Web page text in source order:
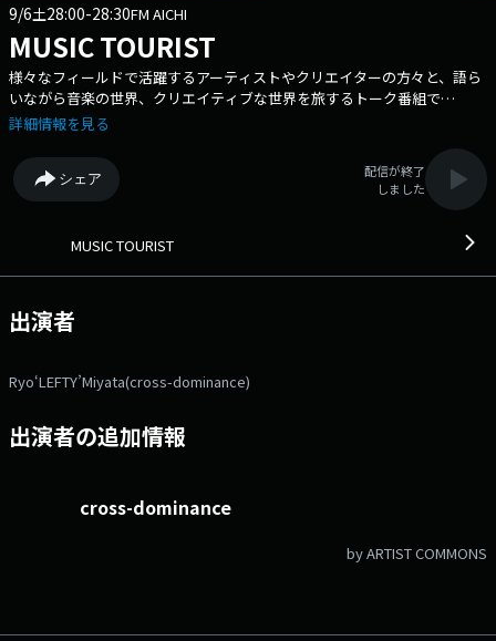
9/6土28:00-28:30FM AICHI
MUSIC TOURIST
様々なフィールドで活躍するアーティストやクリエイターの方々と、語ら
いながら音楽の世界、クリエイティブな世界を旅するトーク番組で
す。 先週に引き続き雅楽師の東儀秀樹さんが登場。雅楽の魅力と、東
お住まいの地域の音・・・街の雑踏、駅前に集まる人たち、商店街の賑わ
いから、バスや電車の音などなど、スマホの録音機能を使って、録音して
みてください。番組ＬＩＮＥアカウントにそのまま送信するだけでＯＫで
セージはＸでもぜひ。「＃ミュージックツーリスト」をつけてポスト待っ
やプロデューサー、また映画監督や漫画家など、ジャンルを超えた方々た
ちと語らいながら、クリエイティブな世界へリスナーを誘います。 アー
に作品作りをしているようにトークするMUSIC TOURIST。 この番組での
出会いから新たに生まれる楽曲も披露していきます。有名アーティスト・
ット各局のエリアに住むシンガーやプレイヤー、伝統楽器の演奏者、アマ
でいきます。 番組宛メッセージはAudeeのメッセージフォーム、または
「#ミュージックツーリスト」でポストしてください。◆ Xハッシュタ
詳細情報を見る
シェア
配信が終了
しました
MUSIC TOURIST
出演者
Ryo‘LEFTY’Miyata(cross-dominance)
出演者の追加情報
cross-dominance
by ARTIST COMMONS